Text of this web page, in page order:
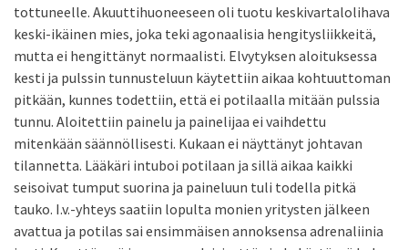
tottuneelle. Akuuttihuoneeseen oli tuotu keskivartalolihava
keski-ikäinen mies, joka teki agonaalisia hengitysliikkeitä,
mutta ei hengittänyt normaalisti. Elvytyksen aloituksessa
kesti ja pulssin tunnusteluun käytettiin aikaa kohtuuttoman
pitkään, kunnes todettiin, että ei potilaalla mitään pulssia
tunnu. Aloitettiin painelu ja painelijaa ei vaihdettu
mitenkään säännöllisesti. Kukaan ei näyttänyt johtavan
tilannetta. Lääkäri intuboi potilaan ja sillä aikaa kaikki
seisoivat tumput suorina ja paineluun tuli todella pitkä
tauko. I.v.-yhteys saatiin lopulta monien yritysten jälkeen
avattua ja potilas sai ensimmäisen annoksensa adrenaliinia